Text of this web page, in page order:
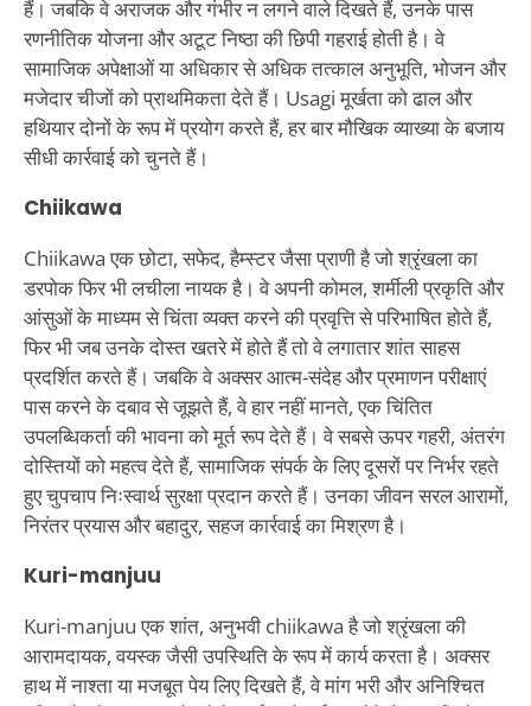
हैं। जबकि वे अराजक और गंभीर न लगने वाले दिखते हैं, उनके पास
रणनीतिक योजना और अटूट निष्ठा की छिपी गहराई होती है। वे
सामाजिक अपेक्षाओं या अधिकार से अधिक तत्काल अनुभूति, भोजन और
मजेदार चीजों को प्राथमिकता देते हैं। Usagi मूर्खता को ढाल और
हथियार दोनों के रूप में प्रयोग करते हैं, हर बार मौखिक व्याख्या के बजाय
सीधी कार्रवाई को चुनते हैं।
Chiikawa
Chiikawa एक छोटा, सफेद, हैम्स्टर जैसा प्राणी है जो श्रृंखला का
डरपोक फिर भी लचीला नायक है। वे अपनी कोमल, शर्मीली प्रकृति और
आंसुओं के माध्यम से चिंता व्यक्त करने की प्रवृत्ति से परिभाषित होते हैं,
फिर भी जब उनके दोस्त खतरे में होते हैं तो वे लगातार शांत साहस
प्रदर्शित करते हैं। जबकि वे अक्सर आत्म-संदेह और प्रमाणन परीक्षाएं
पास करने के दबाव से जूझते हैं, वे हार नहीं मानते, एक चिंतित
उपलब्धिकर्ता की भावना को मूर्त रूप देते हैं। वे सबसे ऊपर गहरी, अंतरंग
दोस्तियों को महत्व देते हैं, सामाजिक संपर्क के लिए दूसरों पर निर्भर रहते
हुए चुपचाप निःस्वार्थ सुरक्षा प्रदान करते हैं। उनका जीवन सरल आरामों,
निरंतर प्रयास और बहादुर, सहज कार्रवाई का मिश्रण है।
Kuri-manjuu
Kuri-manjuu एक शांत, अनुभवी chiikawa है जो श्रृंखला की
आरामदायक, वयस्क जैसी उपस्थिति के रूप में कार्य करता है। अक्सर
हाथ में नाश्ता या मजबूत पेय लिए दिखते हैं, वे मांग भरी और अनिश्चित